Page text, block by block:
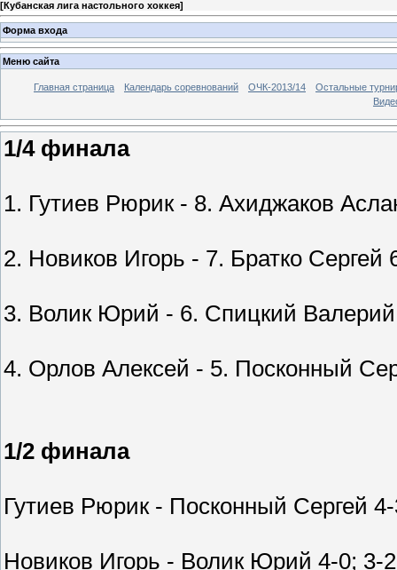
[Кубанская лига настольного хоккея]
Форма входа
Меню сайта
Главная страница Календарь соревнований ОЧК-2013/14
Остальные
1/4 финала
1. Гутиев Рюрик - 8. Ахиджаков
2. Новиков Игорь - 7. Братко Сергей
3. Волик Юрий - 6. Спицкий
4. Орлов Алексей - 5. Посконный
1/2 финала
Гутиев Рюрик - Посконный Сергей
Новиков Игорь - Волик Юрий 4-0; 3-